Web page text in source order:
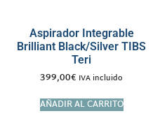
Aspirador Integrable
Brilliant Black/Silver TIBS
Teri
399,00€ IVA incluido
AÑADIR AL CARRITO